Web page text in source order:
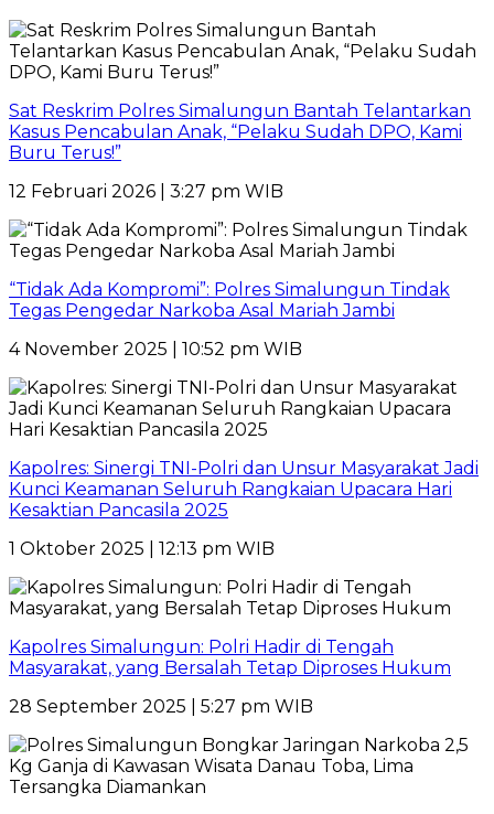
Sat Reskrim Polres Simalungun Bantah Telantarkan
Kasus Pencabulan Anak, “Pelaku Sudah DPO, Kami
Buru Terus!”
12 Februari 2026 | 3:27 pm WIB
“Tidak Ada Kompromi”: Polres Simalungun Tindak
Tegas Pengedar Narkoba Asal Mariah Jambi
4 November 2025 | 10:52 pm WIB
Kapolres: Sinergi TNI-Polri dan Unsur Masyarakat Jadi
Kunci Keamanan Seluruh Rangkaian Upacara Hari
Kesaktian Pancasila 2025
1 Oktober 2025 | 12:13 pm WIB
Kapolres Simalungun: Polri Hadir di Tengah
Masyarakat, yang Bersalah Tetap Diproses Hukum
28 September 2025 | 5:27 pm WIB